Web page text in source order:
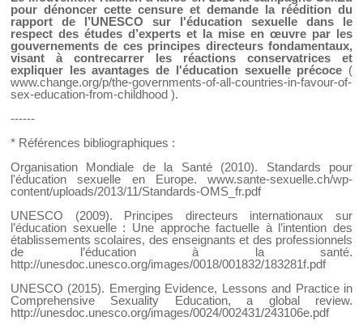
pour dénoncer cette censure et demande la réédition du
rapport de l’UNESCO sur l'éducation sexuelle dans le
respect des études d’experts et la mise en œuvre par les
gouvernements de ces principes directeurs fondamentaux,
visant à contrecarrer les réactions conservatrices et
expliquer les avantages de l'éducation sexuelle précoce (
www.change.org/p/the-governments-of-all-countries-in-favour-of-
sex-education-from-childhood ).
------
* Références bibliographiques :
Organisation Mondiale de la Santé (2010). Standards pour
l'éducation sexuelle en Europe. www.sante-sexuelle.ch/wp-
content/uploads/2013/11/Standards-OMS_fr.pdf
UNESCO (2009). Principes directeurs internationaux sur
l’éducation sexuelle : Une approche factuelle à l’intention des
établissements scolaires, des enseignants et des professionnels
de l’éducation à la santé.
http://unesdoc.unesco.org/images/0018/001832/183281f.pdf
UNESCO (2015). Emerging Evidence, Lessons and Practice in
Comprehensive Sexuality Education, a global review.
http://unesdoc.unesco.org/images/0024/002431/243106e.pdf